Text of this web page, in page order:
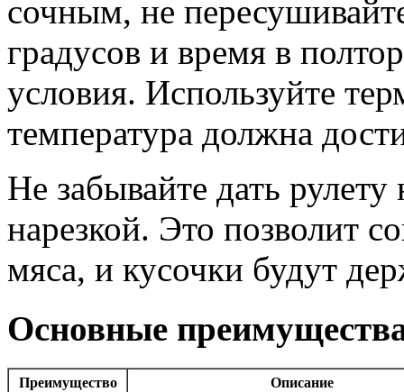
сочным, не
градусов и время в
условия. Используйте
температура должна
Не забывайте дать
нарезкой. Это позволит
мяса, и кусочки будут
Основные
Преимущество
Описание